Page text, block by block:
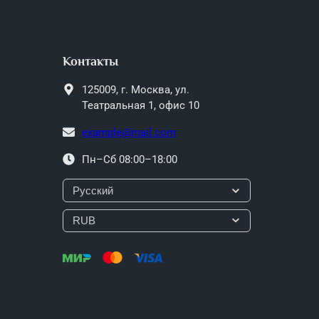
Контакты
125009, г. Москва, ул.
Театральная 1, офис 10
example@mail.com
Пн–Сб 08:00–18:00